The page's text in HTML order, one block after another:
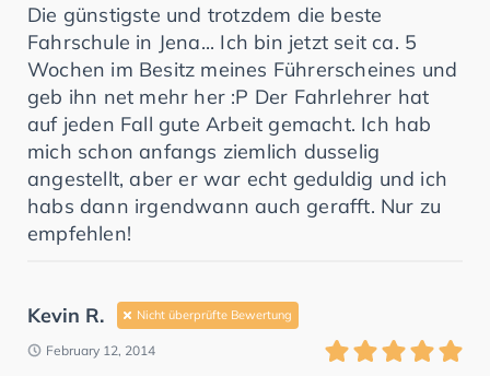
Die günstigste und trotzdem die beste
Fahrschule in Jena... Ich bin jetzt seit ca. 5
Wochen im Besitz meines Führerscheines und
geb ihn net mehr her :P Der Fahrlehrer hat
auf jeden Fall gute Arbeit gemacht. Ich hab
mich schon anfangs ziemlich dusselig
angestellt, aber er war echt geduldig und ich
habs dann irgendwann auch gerafft. Nur zu
empfehlen!
Kevin R. Nicht überprüfte Bewertung
February 12, 2014